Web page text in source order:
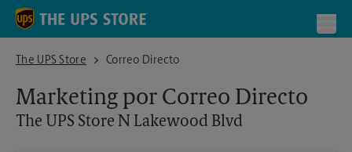
Skip to content
Return to Nav
The UPS Store
The UPS Store N Lakewood Blvd
Correo Directo
Marketing por Correo Directo
The UPS Store N Lakewood Blvd